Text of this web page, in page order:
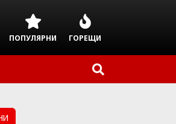
ПОПУЛЯРНИ ГОРЕЩИ